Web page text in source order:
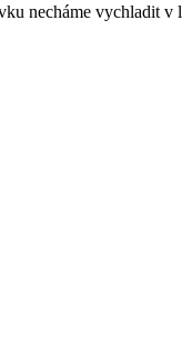
necháme vychladit v